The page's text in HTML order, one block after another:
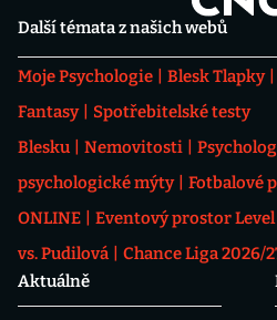
Další témata z našich webů
Moje Psychologie Blesk Tlapky
Fantasy
Spotřebitelské testy
Blesku
Nemovitosti
psychologické mýty
Fotbalové
ONLINE
Eventový prostor Level
vs. Pudilová
Chance Liga 2026/
Aktuálně